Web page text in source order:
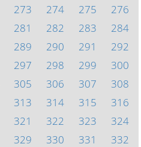
273 274 275
276
281 282 283
284
289 290 291
292
297 298 299
300
305 306 307
308
313 314 315
316
321 322 323
324
329 330 331
332